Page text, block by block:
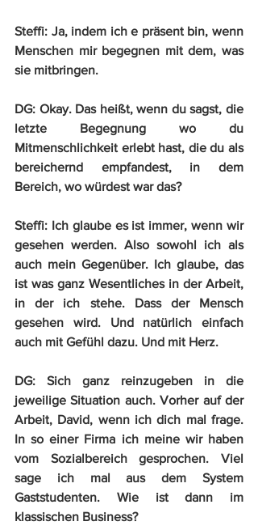
Steffi: Ja, indem ich e präsent bin, wenn
Menschen mir begegnen mit dem, was
sie mitbringen.
DG: Okay. Das heißt, wenn du sagst, die
letzte Begegnung wo du
Mitmenschlichkeit erlebt hast, die du als
bereichernd empfandest, in dem
Bereich, wo würdest war das?
Steffi: Ich glaube es ist immer, wenn wir
gesehen werden. Also sowohl ich als
auch mein Gegenüber. Ich glaube, das
ist was ganz Wesentliches in der Arbeit,
in der ich stehe. Dass der Mensch
gesehen wird. Und natürlich einfach
auch mit Gefühl dazu. Und mit Herz.
DG: Sich ganz reinzugeben in die
jeweilige Situation auch. Vorher auf der
Arbeit, David, wenn ich dich mal frage.
In so einer Firma ich meine wir haben
vom Sozialbereich gesprochen. Viel
sage ich mal aus dem System
Gaststudenten. Wie ist dann im
klassischen Business?